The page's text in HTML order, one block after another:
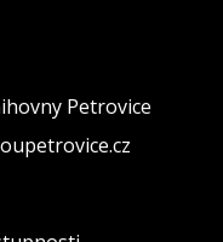
Petrovice